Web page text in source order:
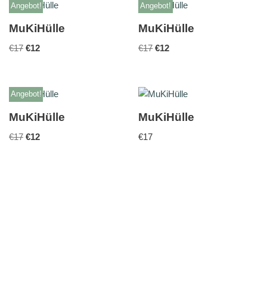
Angebot!
MuKiHülle
€17 €12
Angebot!
MuKiHülle
€17 €12
Angebot!
MuKiHülle
€17 €12
MuKiHülle
€17